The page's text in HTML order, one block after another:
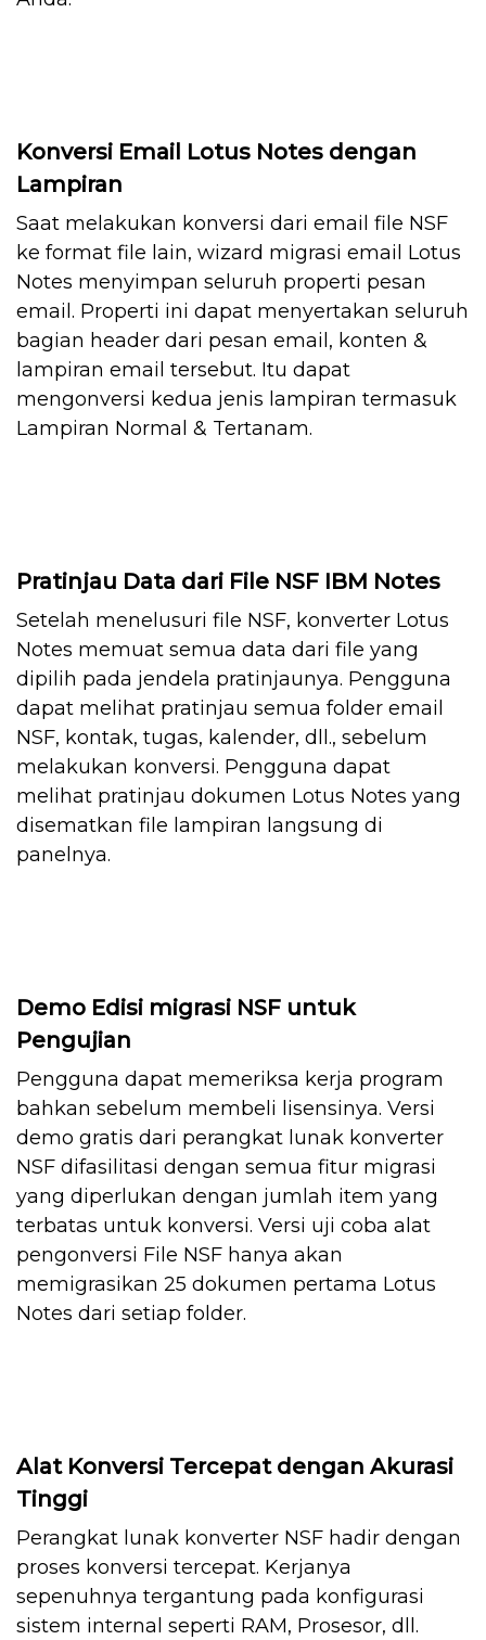
Konversi Email Lotus Notes dengan
Lampiran
Saat melakukan konversi dari email file NSF
ke format file lain, wizard migrasi email Lotus
Notes menyimpan seluruh properti pesan
email. Properti ini dapat menyertakan seluruh
bagian header dari pesan email, konten &
lampiran email tersebut. Itu dapat
mengonversi kedua jenis lampiran termasuk
Lampiran Normal & Tertanam.
Pratinjau Data dari File NSF IBM Notes
Setelah menelusuri file NSF, konverter Lotus
Notes memuat semua data dari file yang
dipilih pada jendela pratinjaunya. Pengguna
dapat melihat pratinjau semua folder email
NSF, kontak, tugas, kalender, dll., sebelum
melakukan konversi. Pengguna dapat
melihat pratinjau dokumen Lotus Notes yang
disematkan file lampiran langsung di
panelnya.
Demo Edisi migrasi NSF untuk
Pengujian
Pengguna dapat memeriksa kerja program
bahkan sebelum membeli lisensinya. Versi
demo gratis dari perangkat lunak konverter
NSF difasilitasi dengan semua fitur migrasi
yang diperlukan dengan jumlah item yang
terbatas untuk konversi. Versi uji coba alat
pengonversi File NSF hanya akan
memigrasikan 25 dokumen pertama Lotus
Notes dari setiap folder.
Alat Konversi Tercepat dengan Akurasi
Tinggi
Perangkat lunak konverter NSF hadir dengan
proses konversi tercepat. Kerjanya
sepenuhnya tergantung pada konfigurasi
sistem internal seperti RAM, Prosesor, dll.